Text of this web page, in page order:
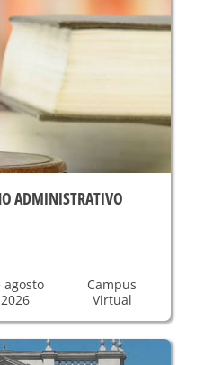
ADMINISTRATIVO
agosto
Campus
Virtual